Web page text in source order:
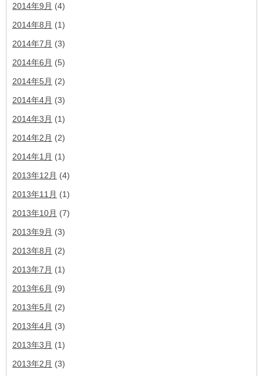
2014年9月 (4)
2014年8月 (1)
2014年7月 (3)
2014年6月 (5)
2014年5月 (2)
2014年4月 (3)
2014年3月 (1)
2014年2月 (2)
2014年1月 (1)
2013年12月 (4)
2013年11月 (1)
2013年10月 (7)
2013年9月 (3)
2013年8月 (2)
2013年7月 (1)
2013年6月 (9)
2013年5月 (2)
2013年4月 (3)
2013年3月 (1)
2013年2月 (3)